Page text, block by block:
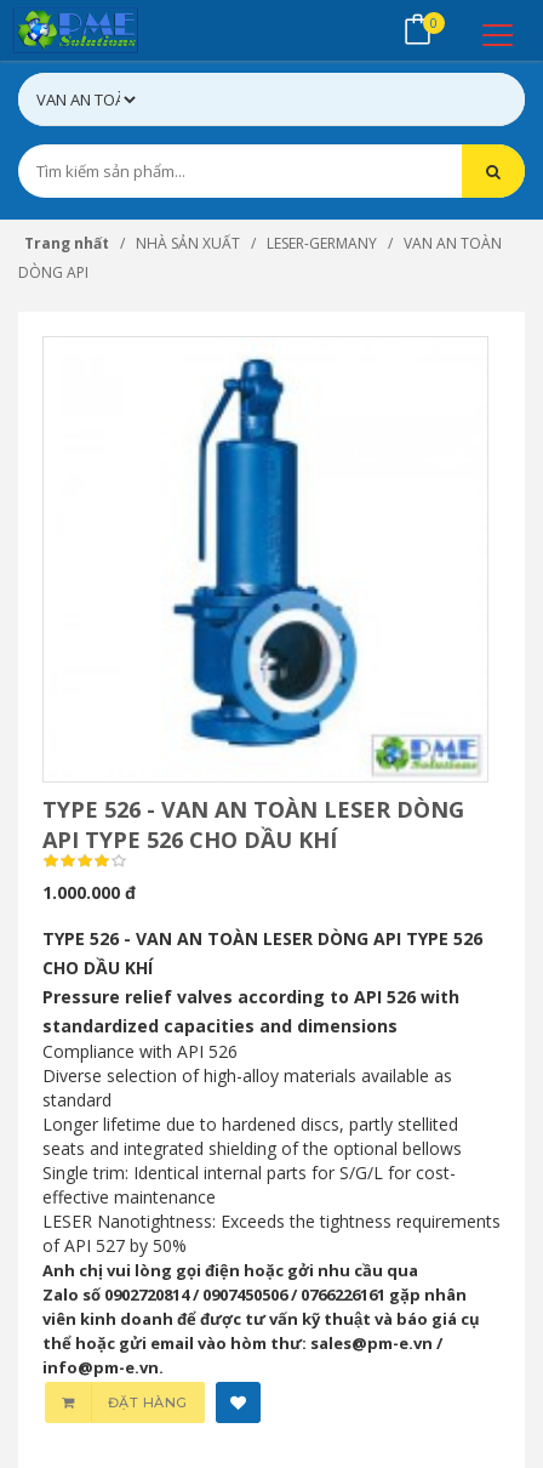
0
Trang nhất NHÀ SẢN XUẤT LESER-GERMANY
VAN AN TOÀN
DÒNG API
TYPE 526 - VAN AN TOÀN LESER DÒNG
API TYPE 526 CHO DẦU KHÍ
1.000.000 đ
TYPE 526 - VAN AN TOÀN LESER DÒNG API TYPE 526
CHO DẦU KHÍ
Pressure relief valves according to API 526 with
standardized capacities and dimensions
Compliance with API 526
Diverse selection of high-alloy materials available as
standard
Longer lifetime due to hardened discs, partly stellited
seats and integrated shielding of the optional bellows
Single trim: Identical internal parts for S/G/L for cost-
effective maintenance
LESER Nanotightness: Exceeds the tightness requirements
of API 527 by 50%
Anh chị vui lòng gọi điện hoặc gởi nhu cầu qua
Zalo số 0902720814 / 0907450506 / 0766226161 gặp nhân
viên kinh doanh để được tư vấn kỹ thuật và báo giá cụ
thể hoặc gửi email vào hòm thư: sales@pm-e.vn /
info@pm-e.vn.
ĐẶT HÀNG